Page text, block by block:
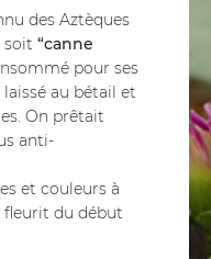
des Aztèques
soit “canne
pour ses
au bétail et
On prêtait
anti-
et couleurs à
fleurit du début